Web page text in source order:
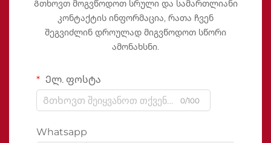
Გთხოვთ მოგვწოდოთ სრული და სამართლიანი
კონტაქტის ინფორმაცია, რათა ჩვენ
შეგვიძლინ დროულად მიგვწოდოთ სწორი
ამონახსნი.
Ელ. ფოსტა
0/100
Whatsapp